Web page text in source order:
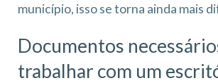
município, isso se torna ainda mais
Documentos
trabalhar com um